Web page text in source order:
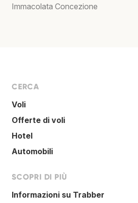
Immacolata Concezione
CERCA
Voli
Offerte di voli
Hotel
Automobili
SCOPRI DI PIÙ
Informazioni su Trabber